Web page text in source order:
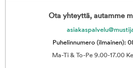
Ota yhteyttä, autamme
Puhelinnumero (ilmainen):
Ma-Ti & To-Pe 9.00-17.00